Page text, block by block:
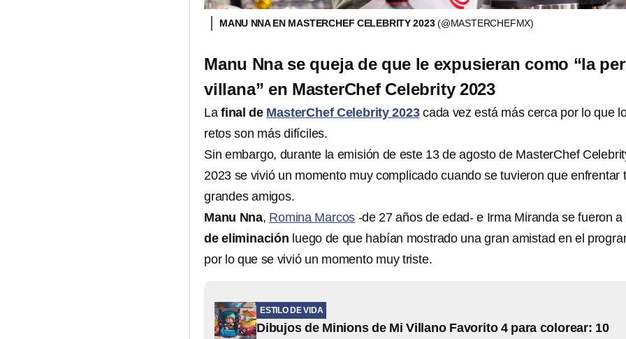
MANU NNA EN MASTERCHEF CELEBRITY 2023(@MASTERCHEFMX)
Manu Nna se queja de que le expusieran como “la
villana” en MasterChef Celebrity 2023
La final de MasterChef Celebrity 2023cada vez está más cerca por lo que
retos son más difíciles.
Sin embargo, durante la emisión de este 13 de agosto de MasterChef
2023 se vivió un momento muy complicado cuando se tuvieron que enfrentar
grandes amigos.
Manu Nna, Romina Marcos -de 27 años de edad- e Irma Miranda se fueron a
de eliminación luego de que habían mostrado una gran amistad en el
por lo que se vivió un momento muy triste.
ESTILO DE VIDA
Dibujos de Minions de Mi Villano Favorito 4 para colorear: 10